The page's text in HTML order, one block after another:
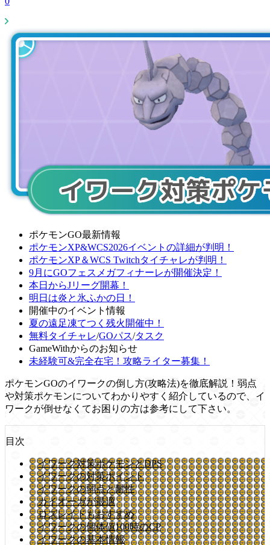
ポケモンGO最新情報
ポケモンXP&WCS2026イベントの詳細が判明！
ポケモンXP＆WCS Twitchタイチャレが判明！
9月にGOフェスメガフィナーレが開催決定！
本日からJリーグ開幕！
明日は炎と氷ふかの日！
開催中のイベント情報
夏の遠足凍てつく残火開催中！
無料タイチャレ/GOパス/タスク
GameWithからのお知らせ
未経験可&完全在宅！攻略ライター募集！
ポケモンGOのイワークの倒し方(攻略法)を徹底解説！弱点
や対策ポケモンについてわかりやすく紹介しているので、イ
ワークが倒せなくてお困りの方は参考にして下さい。
目次
イワーク対策ポケモンとDPS
イワークの対策ポイント
イワークの弱点と耐性
カイオーガが最適
ロズレイドもおすすめ
イワークの個体値100時のCP
イワークの基本情報